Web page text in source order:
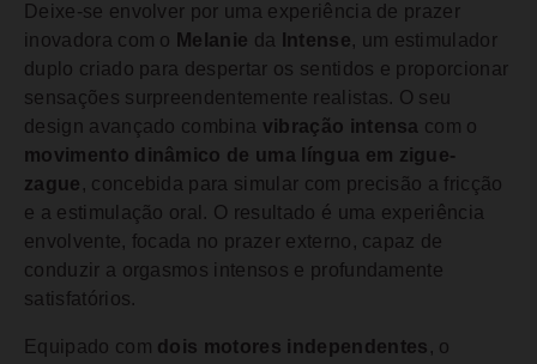
Deixe-se envolver por uma experiência de prazer
inovadora com o Melanie da Intense, um estimulador
duplo criado para despertar os sentidos e proporcionar
sensações surpreendentemente realistas. O seu
design avançado combina vibração intensa com o
movimento dinâmico de uma língua em zigue-
zague , concebida para simular com precisão a fricção
e a estimulação oral. O resultado é uma experiência
envolvente, focada no prazer externo, capaz de
conduzir a orgasmos intensos e profundamente
satisfatórios.
Equipado com dois motores independentes , o